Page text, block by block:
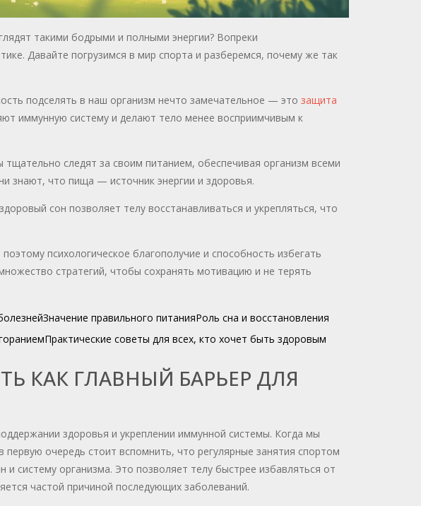
такими бодрыми и полными энергии? Вопреки
Давайте погрузимся в мир спорта и разберемся, почему же так
подселять в наш организм нечто замечательное — это защита
иммунную систему и делают тело менее восприимчивым к
следят за своим питанием, обеспечивая организм всеми
знают, что пища — источник энергии и здоровья.
сон позволяет телу восстанавливаться и укрепляться, что
психологическое благополучие и способность избегать
стратегий, чтобы сохранять мотивацию и не терять
Значение правильного питанияРоль сна и восстановления
Практические советы для всех, кто хочет быть здоровым
КАК ГЛАВНЫЙ БАРЬЕР ДЛЯ
здоровья и укреплении иммунной системы. Когда мы
очередь стоит вспомнить, что регулярные занятия спортом
систему организма. Это позволяет телу быстрее избавляться от
частой причиной последующих заболеваний.